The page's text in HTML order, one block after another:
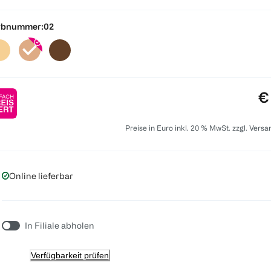
02
€
Preise in Euro inkl. 20 % MwSt. zzgl.
Online lieferbar
In Filiale abholen
Verfügbarkeit prüfen